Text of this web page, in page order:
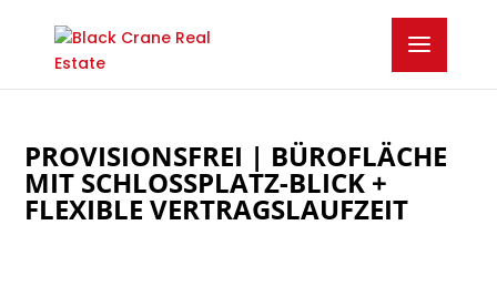
PROVISIONSFREI | BÜROFLÄCHE
MIT SCHLOSSPLATZ-BLICK +
FLEXIBLE VERTRAGSLAUFZEIT